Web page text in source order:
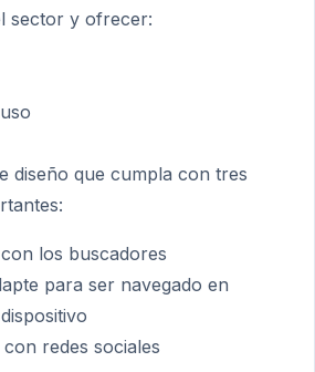
sector y ofrecer:
diseño que cumpla con tres
los buscadores
para ser navegado en
redes sociales